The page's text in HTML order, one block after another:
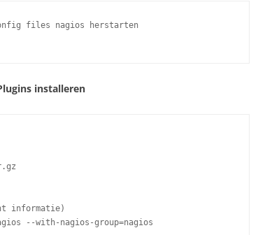
files nagios herstarten
installeren
informatie)
--with-nagios-group=nagios